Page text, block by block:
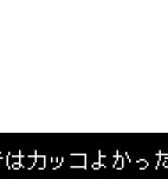
カッコよかっ